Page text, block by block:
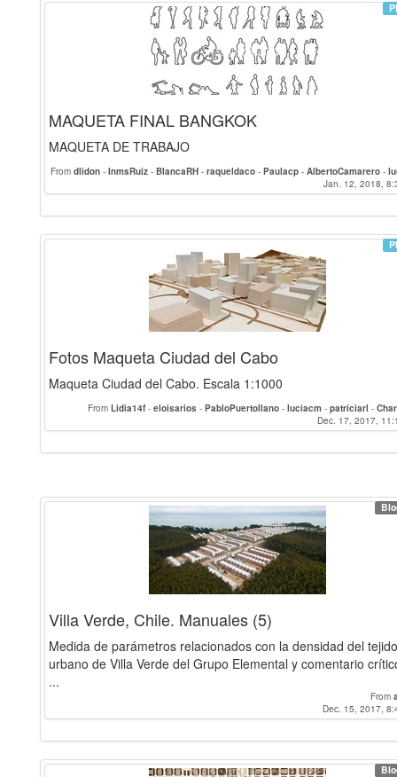
MAQUETA FINAL BANGKOK
MAQUETA DE TRABAJO
From dlidon - InmsRuiz - BlancaRH - raqueldaco - Paulacp - AlbertoCamarero -
EugenioGRS- joseol-
margama-Virgil-linzak0-alvarocantero-antoniomoreno-mariarokiski-
Jan. 12, 2018,
Fotos Maqueta Ciudad del Cabo
Maqueta Ciudad del Cabo. Escala 1:1000
From Lidia14f - eloisarios - PabloPuertollano - luciacm - patriciarl -
Pabloazpe-
Saradelgado-mariazrivas97-AndreaParra-bearuizc-Elisabeth68-
Dec. 17, 2017,
Villa Verde, Chile. Manuales (5)
Medida de parámetros relacionados con la densidad del tejido
urbano de Villa Verde del Grupo Elemental y comentario
...
From
Dec. 15, 2017,